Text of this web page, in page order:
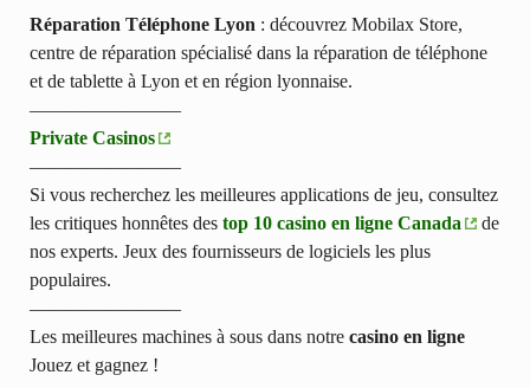
Réparation Téléphone Lyon : découvrez Mobilax Store,
centre de réparation spécialisé dans la réparation de téléphone
et de tablette à Lyon et en région lyonnaise.
————————
Private Casinos
————————
Si vous recherchez les meilleures applications de jeu, consultez
les critiques honnêtes des top 10 casino en ligne Canada
de
nos experts. Jeux des fournisseurs de logiciels les plus
populaires.
————————
Les meilleures machines à sous dans notre casino en ligne
Jouez et gagnez !